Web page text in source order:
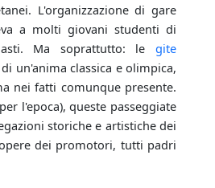
L'organizzazione di gare
a molti giovani studenti di
Ma soprattutto: le gite
un'anima classica e olimpica,
nei fatti comunque presente.
l'epoca), queste passeggiate
storiche e artistiche dei
dei promotori, tutti padri